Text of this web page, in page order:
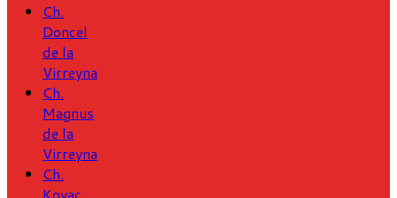
Ch.
Doncel
de la
Virreyna
Ch.
Magnus
de la
Virreyna
Ch.